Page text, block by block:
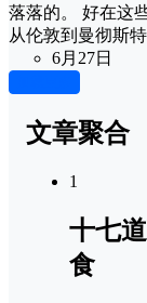
落落的。 好在这
从伦敦到曼彻斯
6月27日
文章聚合
1
十七
食